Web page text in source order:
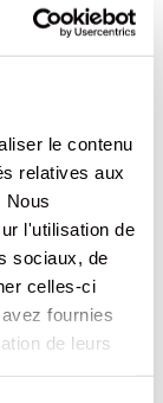
le contenu
relatives aux
Nous
l'utilisation de
sociaux, de
celles-ci
fournies
de leurs
goût du cola
et des